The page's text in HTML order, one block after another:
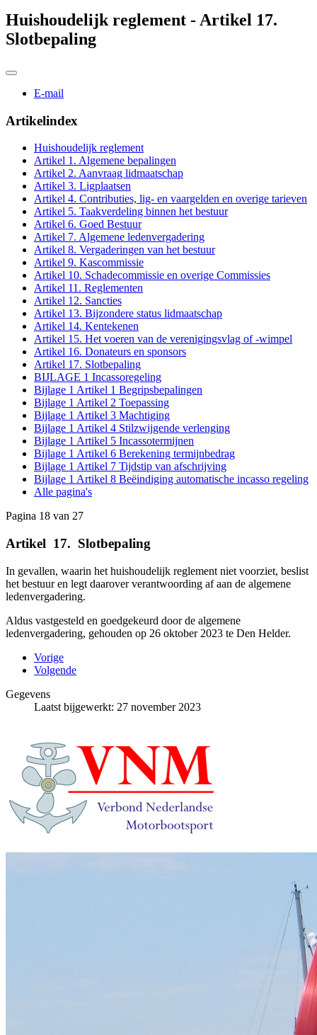
Huishoudelijk reglement - Artikel 17.
Slotbepaling
E-mail
Artikelindex
Huishoudelijk reglement
Artikel 1. Algemene bepalingen
Artikel 2. Aanvraag lidmaatschap
Artikel 3. Ligplaatsen
Artikel 4. Contributies, lig- en vaargelden en overige tarieven
Artikel 5. Taakverdeling binnen het bestuur
Artikel 6. Goed Bestuur
Artikel 7. Algemene ledenvergadering
Artikel 8. Vergaderingen van het bestuur
Artikel 9. Kascommissie
Artikel 10. Schadecommissie en overige Commissies
Artikel 11. Reglementen
Artikel 12. Sancties
Artikel 13. Bijzondere status lidmaatschap
Artikel 14. Kentekenen
Artikel 15. Het voeren van de verenigingsvlag of -wimpel
Artikel 16. Donateurs en sponsors
Artikel 17. Slotbepaling
BIJLAGE 1 Incassoregeling
Bijlage 1 Artikel 1 Begripsbepalingen
Bijlage 1 Artikel 2 Toepassing
Bijlage 1 Artikel 3 Machtiging
Bijlage 1 Artikel 4 Stilzwijgende verlenging
Bijlage 1 Artikel 5 Incassotermijnen
Bijlage 1 Artikel 6 Berekening termijnbedrag
Bijlage 1 Artikel 7 Tijdstip van afschrijving
Bijlage 1 Artikel 8 Beëindiging automatische incasso regeling
Alle pagina's
Pagina 18 van 27
Artikel 17. Slotbepaling
In gevallen, waarin het huishoudelijk reglement niet voorziet, beslist
het bestuur en legt daar­over verantwoording af aan de algemene
ledenvergadering.
Aldus vastgesteld en goedgekeurd door de algemene
ledenvergadering, gehouden op 26 oktober 2023 te Den Helder.
Vorige
Volgende
Gegevens
Laatst bijgewerkt: 27 november 2023